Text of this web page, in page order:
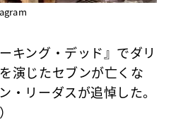
キング・デッド』でダリ
演じたセブンが亡くな
・リーダスが追悼した。